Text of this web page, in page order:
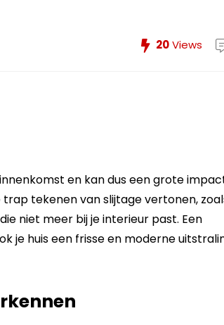
20Views
en kan dus een grote
tekenen van slijtage vertonen,
niet meer bij je interieur past. Een
je huis een frisse en moderne